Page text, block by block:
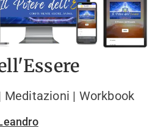
Meditazioni | Workbook